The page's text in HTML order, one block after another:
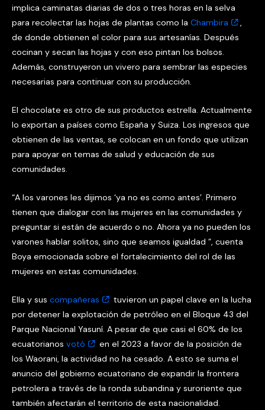
implica caminatas diarias de dos o tres horas en la selva
para recolectar las hojas de plantas como la Chambira
,
de donde obtienen el color para sus artesanías. Después
cocinan y secan las hojas y con eso pintan los bolsos.
Además, construyeron un vivero para sembrar las especies
necesarias para continuar con su producción.
El chocolate es otro de sus productos estrella. Actualmente
lo exportan a países como España y Suiza. Los ingresos que
obtienen de las ventas, se colocan en un fondo que utilizan
para apoyar en temas de salud y educación de sus
comunidades.
“A los varones les dijimos ‘ya no es como antes’. Primero
tienen que dialogar con las mujeres en las comunidades y
preguntar si están de acuerdo o no. Ahora ya no pueden los
varones hablar solitos, sino que seamos igualdad ”, cuenta
Boya emocionada sobre el fortalecimiento del rol de las
mujeres en estas comunidades.
Ella y sus compañeras
tuvieron un papel clave en la lucha
por detener la explotación de petróleo en el Bloque 43 del
Parque Nacional Yasuní. A pesar de que casi el 60% de los
ecuatorianos votó
en el 2023 a favor de la posición de
los Waorani, la actividad no ha cesado. A esto se suma el
anuncio del gobierno ecuatoriano de expandir la frontera
petrolera a través de la ronda subandina y suroriente que
también afectarán el territorio de esta nacionalidad.